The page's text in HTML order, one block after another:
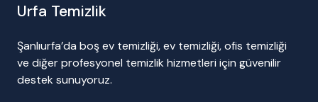
Urfa Temizlik
Şanlıurfa’da boş ev temizliği, ev temizliği, ofis temizliği
ve diğer profesyonel temizlik hizmetleri için güvenilir
destek sunuyoruz.